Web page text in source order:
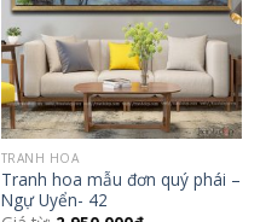
TRANH HOA
Tranh hoa mẫu đơn quý phái –
Ngự Uyển- 42